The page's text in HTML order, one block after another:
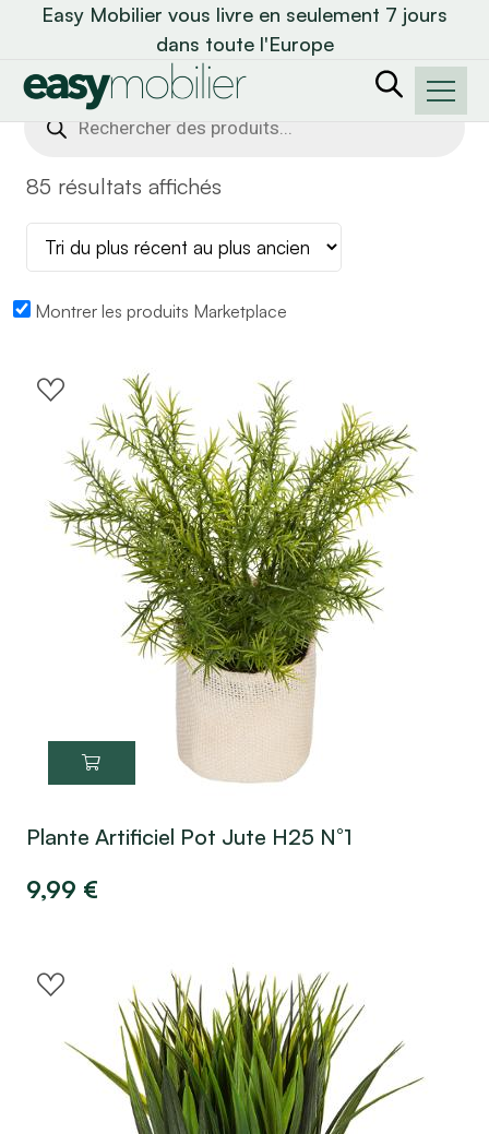
Easy Mobilier vous livre en seulement 7 jours
dans toute l'Europe
Recherche
de
85 résultats affichés
Montrer les produits Marketplace
Plante Artificiel Pot Jute H25 N°1
9,99 €